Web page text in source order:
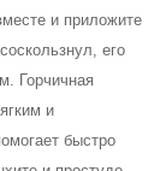
и приложите
его
Горчичная
и
быстро